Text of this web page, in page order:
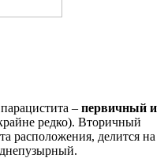
– первичный и
редко). Вторичный
расположения, делится на